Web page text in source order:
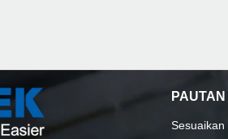
Sesuaikan